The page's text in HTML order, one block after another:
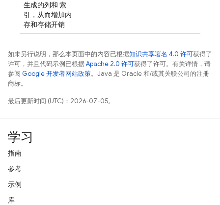
生成的列和 索
引，从而增加内
存和存储开销
如未另行说明，那么本页面中的内容已根据知识共享署名 4.0 许可获得了
许可，并且代码示例已根据Apache 2.0 许可获得了许可。有关详情，请
参阅 Google 开发者网站政策。Java 是 Oracle 和/或其关联公司的注册
商标。
最后更新时间 (UTC)：2026-07-05。
学习
指南
参考
示例
库